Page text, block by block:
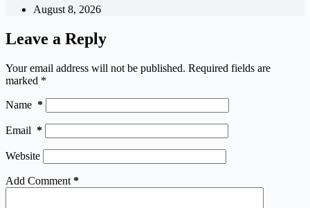
August 8, 2026
Leave a Reply
Your email address will not be published. Required fields are
marked *
Name *
Email *
Website
Add Comment *